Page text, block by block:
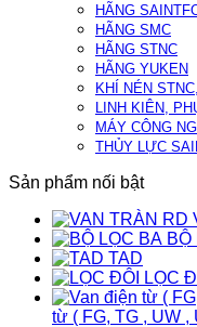
HÃNG
HÃNG SMC
HÃNG STNC
HÃNG YUKEN
KHÍ NÉN
LINH KIÊN,
MÁY CÔNG
THỦY LỰC
Sản phẩm nối bật
BỘ
TAD
LỌC
từ ( FG, TG , UW ,